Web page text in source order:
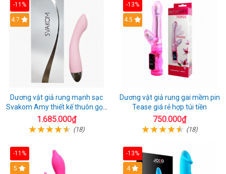
-11%
4.7
Dương vật giả rung mạnh sạc
Svakom Amy thiết kế thuôn gọn
dễ dùng
1.685.000₫
(18)
-13%
4.5
Dương vật giả rung gai mềm pin
Tease giá rẻ hợp túi tiền
750.000₫
(18)
-11%
5
-13%
4